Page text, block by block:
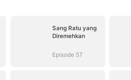
Sang Ratu yang
Diremehkan
Episode 57